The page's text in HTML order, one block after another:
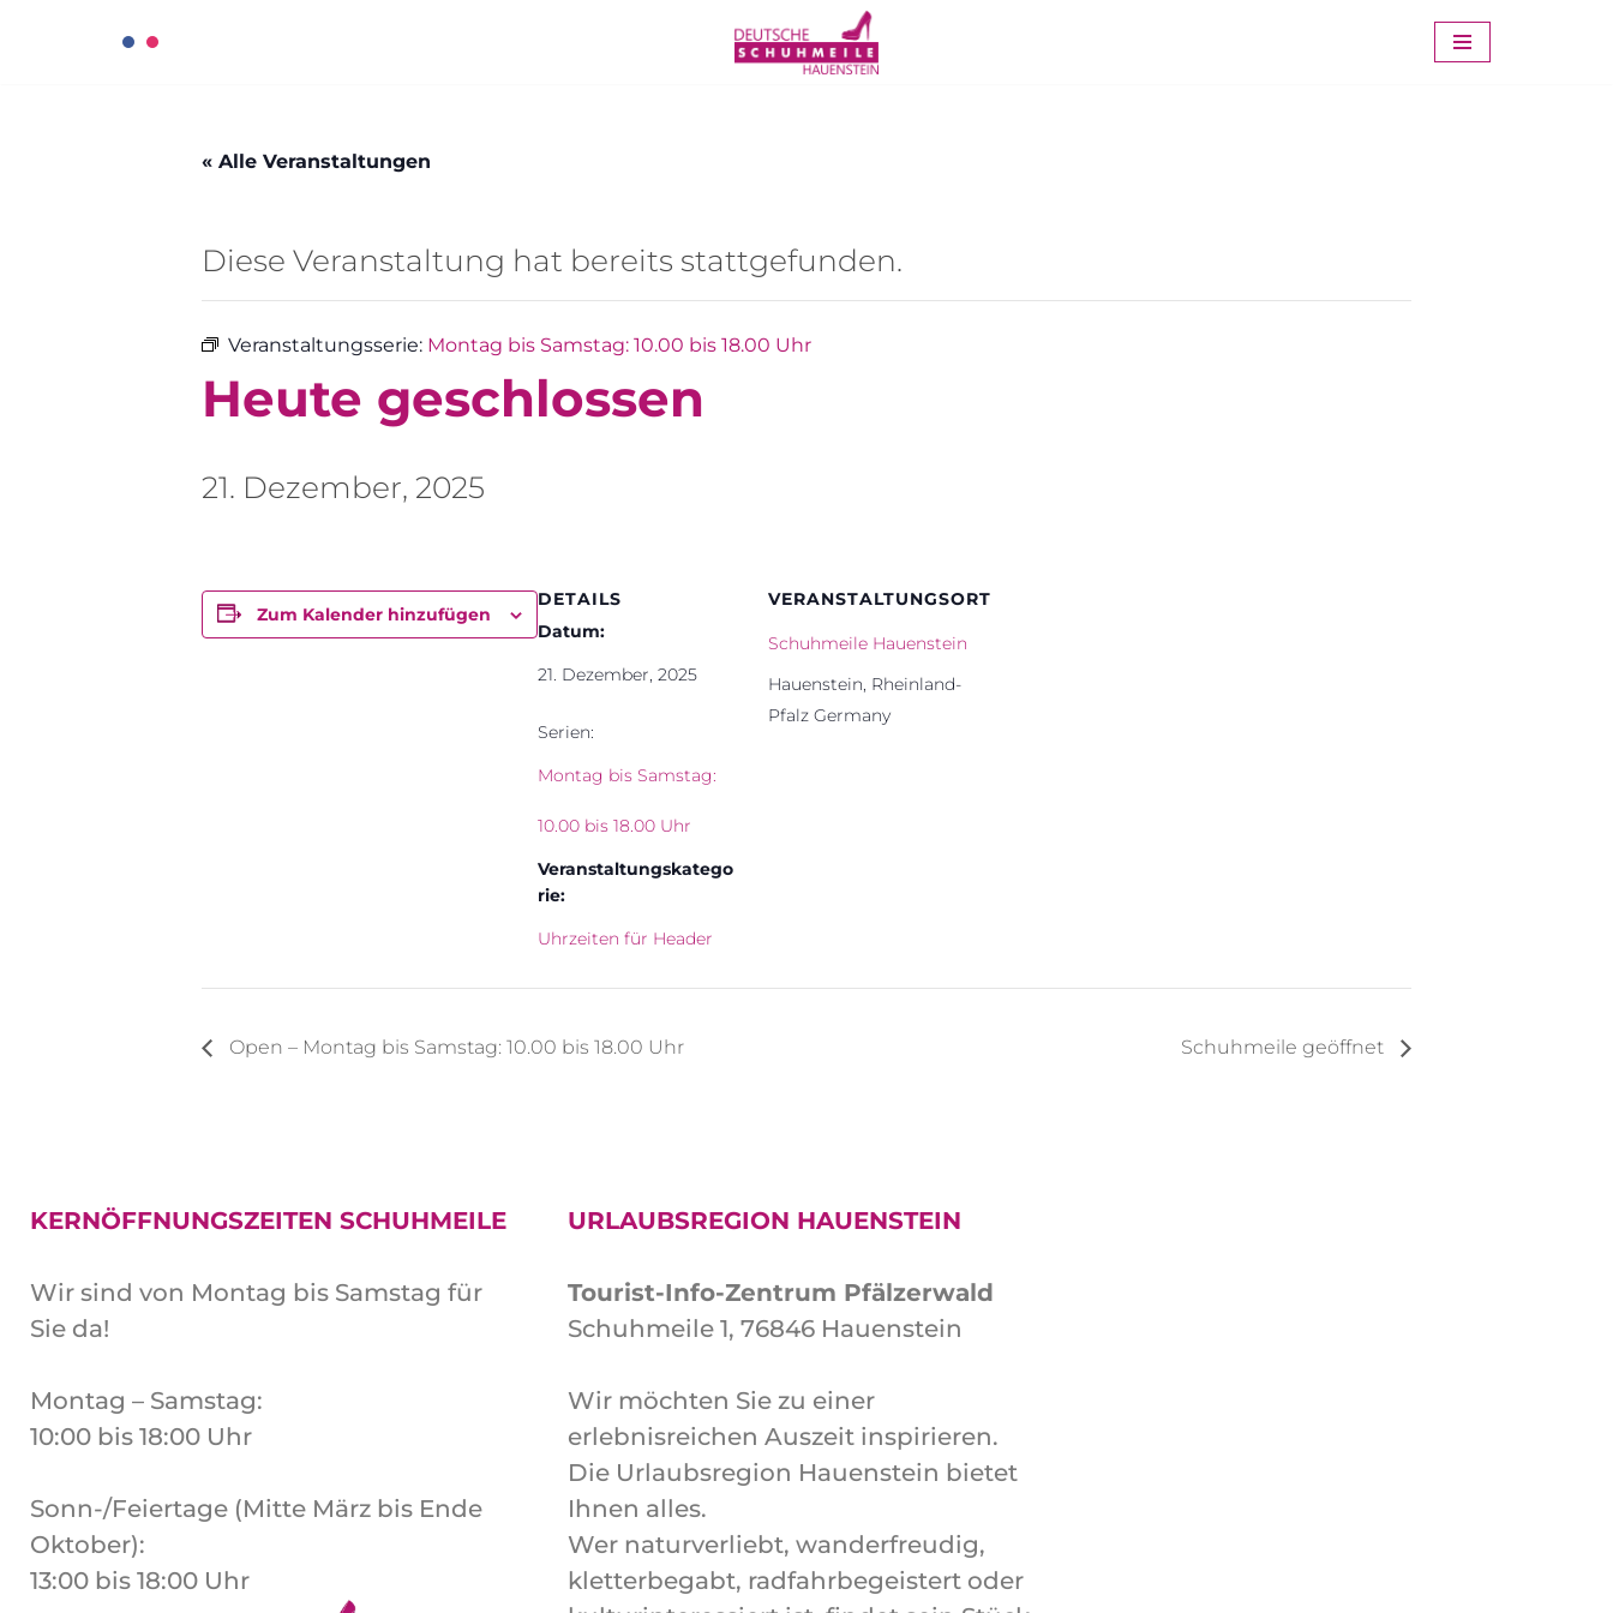
« Alle Veranstaltungen
Diese Veranstaltung hat bereits stattgefunden.
Veranstaltungsserie: Montag bis Samstag: 10.00 bis 18.00 Uhr
Heute geschlossen
21. Dezember, 2025
Zum Kalender hinzufügen
DETAILS
Datum:
21. Dezember, 2025
Serien:
Montag bis Samstag:
10.00 bis 18.00 Uhr
Veranstaltungskatego
rie:
Uhrzeiten für Header
VERANSTALTUNGSORT
Schuhmeile Hauenstein
Hauenstein Rheinland-
Pfalz Germany
Open – Montag bis Samstag: 10.00 bis 18.00 Uhr Schuhmeile geöffnet
KERNÖFFNUNGSZEITEN SCHUHMEILE
Wir sind von Montag bis Samstag für
Sie da!
Montag – Samstag:
10:00 bis 18:00 Uhr
Sonn-/Feiertage (Mitte März bis Ende
Oktober):
13:00 bis 18:00 Uhr
URLAUBSREGION HAUENSTEIN
Tourist-Info-Zentrum Pfälzerwald
Schuhmeile 1, 76846 Hauenstein
Wir möchten Sie zu einer
erlebnisreichen Auszeit inspirieren.
Die Urlaubsregion Hauenstein bietet
Ihnen alles.
Wer naturverliebt, wanderfreudig,
kletterbegabt, radfahrbegeistert oder